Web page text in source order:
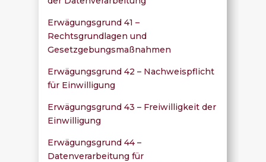
Erwägungsgrund 41 –
Rechtsgrundlagen und
Gesetzgebungsmaßnahmen
Erwägungsgrund 42 – Nachweispflicht
für Einwilligung
Erwägungsgrund 43 – Freiwilligkeit der
Einwilligung
Erwägungsgrund 44 –
Datenverarbeitung für